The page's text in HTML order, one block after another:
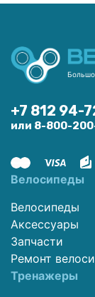
+7 812 94-
или 8-800-
Велосипеды
Велосипеды
Аксессуары
Запчасти
Ремонт
Тренажеры